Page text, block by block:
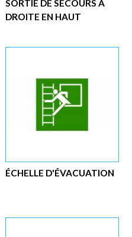
SORTIE DE SECOURS À
DROITE EN HAUT
ÉCHELLE D'ÉVACUATION